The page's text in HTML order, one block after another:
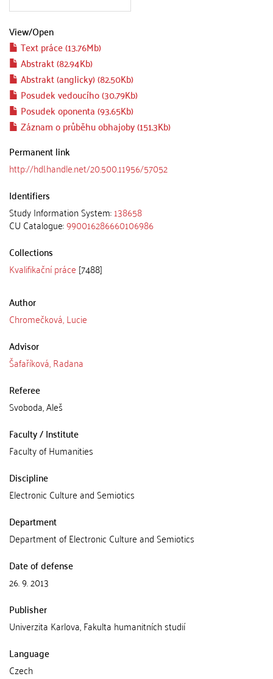
View/Open
Text práce (13.76Mb)
Abstrakt (82.94Kb)
Abstrakt (anglicky) (82.50Kb)
Posudek vedoucího (30.79Kb)
Posudek oponenta (93.65Kb)
Záznam o průběhu obhajoby (151.3Kb)
Permanent link
http://hdl.handle.net/20.500.11956/57052
Identifiers
Study Information System:138658
CU Catalogue:990016286660106986
Collections
Kvalifikační práce [7488]
Author
Chromečková, Lucie
Advisor
Šafaříková, Radana
Referee
Svoboda, Aleš
Faculty / Institute
Faculty of Humanities
Discipline
Electronic Culture and Semiotics
Department
Department of Electronic Culture and Semiotics
Date of defense
26. 9. 2013
Publisher
Univerzita Karlova, Fakulta humanitních studií
Language
Czech